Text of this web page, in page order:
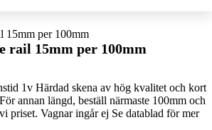
rail 15mm per 100mm
1v Härdad skena av hög kvalitet och kort
annan längd, beställ närmaste 100mm och
priset. Vagnar ingår ej Se datablad för mer